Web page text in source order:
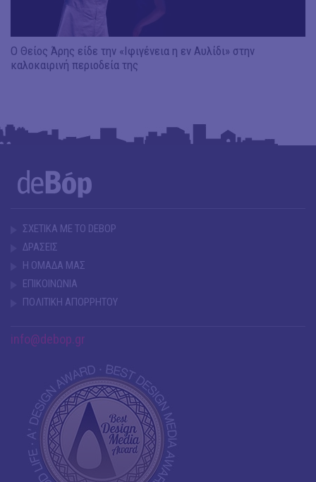
Ο Θείος Άρης είδε την «Ιφιγένεια η εν Αυλίδι» στην
καλοκαιρινή περιοδεία της
ΣΧΕΤΙΚΑ ΜΕ ΤΟ DEBOP
ΔΡΑΣΕΙΣ
Η ΟΜΑΔΑ ΜΑΣ
ΕΠΙΚΟΙΝΩΝΙΑ
ΠΟΛΙΤΙΚΗ ΑΠΟΡΡΗΤΟΥ
info@debop.gr